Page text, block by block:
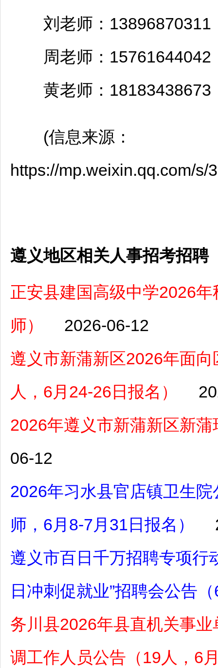
刘老师：13896870311
周老师：15761644042
黄老师：18183438673
(信息来源：
https://mp.weixin.qq.com/s/
遵义地区相关人事招考招聘
正安县建国高级中学2026
师）
2026-06-12
遵义市新蒲新区2026年面
人，6月24-26日报名）
2026年遵义市新蒲新区新
06-12
2026年习水县官店镇卫生
师，6月8-7月31日报名）
遵义市百日千万招聘专项行
日冲刺促就业”招聘会公告
务川县2026年县直机关事
调工作人员公告（19人，6